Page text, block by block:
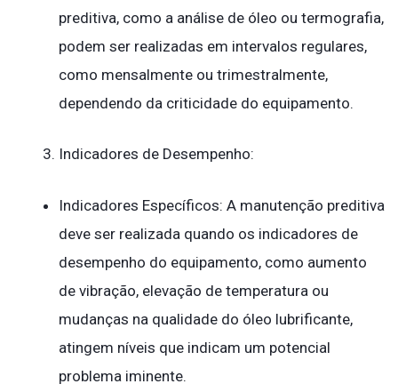
preditiva, como a análise de óleo ou termografia,
podem ser realizadas em intervalos regulares,
como mensalmente ou trimestralmente,
dependendo da criticidade do equipamento.
Indicadores de Desempenho:
Indicadores Específicos: A manutenção preditiva
deve ser realizada quando os indicadores de
desempenho do equipamento, como aumento
de vibração, elevação de temperatura ou
mudanças na qualidade do óleo lubrificante,
atingem níveis que indicam um potencial
problema iminente.